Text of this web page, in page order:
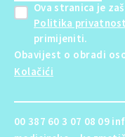
Ova stranica je
Politika
primijeniti.
Obavijest o obradi
Kolačići
00 387 60 3 07 08 09